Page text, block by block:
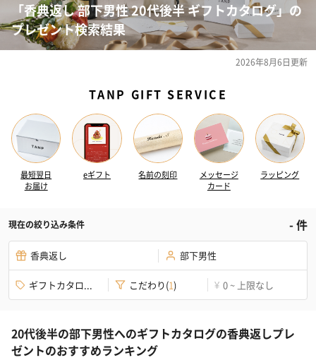
「香典返し 部下男性 20代後半 ギフトカタログ」の
プレゼント検索結果
2026年8月6日更新
TANP GIFT SERVICE
最短翌日
お届け
eギフト 名前の刻印
メッセージ
カード
ラッピング
現在の絞り込み条件 -件
香典返し 部下男性
ギフトカタロ... こだわり(1) ¥ 0 ~ 上限なし
20代後半の部下男性へのギフトカタログの香典返しプレ
ゼントのおすすめランキング